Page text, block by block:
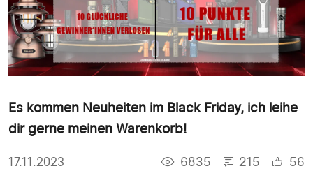
Es kommen Neuheiten im Black Friday, ich leihe
dir gerne meinen Warenkorb!
17.11.2023 6835 215 56